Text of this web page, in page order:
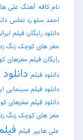
نام کافه آهنگ علی
احمد سلو رد تماس
دانلود رایگان فیلم
مغز های کوچک زنگ
رایگان فیلم مغزهای
دانلود فیلم
دانلود فیلم سینمایی
دانلود فیلم مغزهای
مغز های کوچک زنگ
علی هایپر فیلم